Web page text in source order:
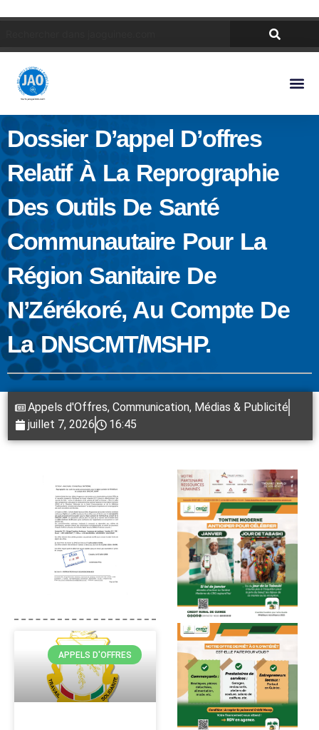
Dossier D’appel D’offres
Relatif À La Reprographie
Des Outils De Santé
Communautaire Pour La
Région Sanitaire De
N’Zérékoré, Au Compte De
La DNSCMT/MSHP.
Appels d'Offres, Communication, Médias & Publicité
juillet 7, 2026
16:45
APPELS D'OFFRES